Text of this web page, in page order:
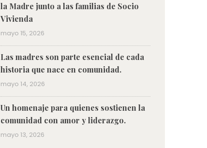
la Madre junto a las familias de Socio
Vivienda
mayo 15, 2026
Las madres son parte esencial de cada
historia que nace en comunidad.
mayo 14, 2026
Un homenaje para quienes sostienen la
comunidad con amor y liderazgo.
mayo 13, 2026